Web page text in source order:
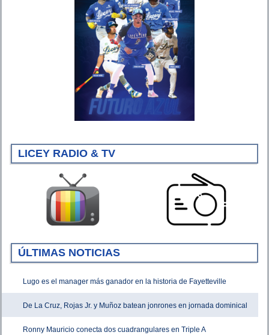
LICEY RADIO & TV
ÚLTIMAS NOTICIAS
Lugo es el manager más ganador en la historia de Fayetteville
De La Cruz, Rojas Jr. y Muñoz batean jonrones en jornada dominical
Ronny Mauricio conecta dos cuadrangulares en Triple A